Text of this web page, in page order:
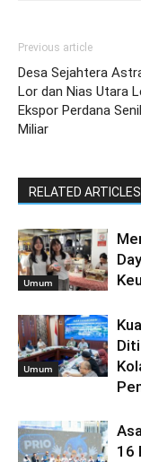
Previous article
Desa Sejahtera
Lor dan Nias Utara
Ekspor Perdana
Miliar
RELATED ARTICLES
Umum
Umum
16